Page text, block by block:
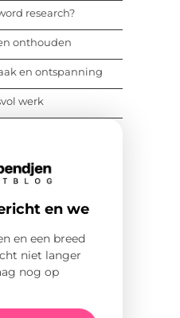
research?
onthouden
en ontspanning
werk
en we
en een breed
niet langer
nog op